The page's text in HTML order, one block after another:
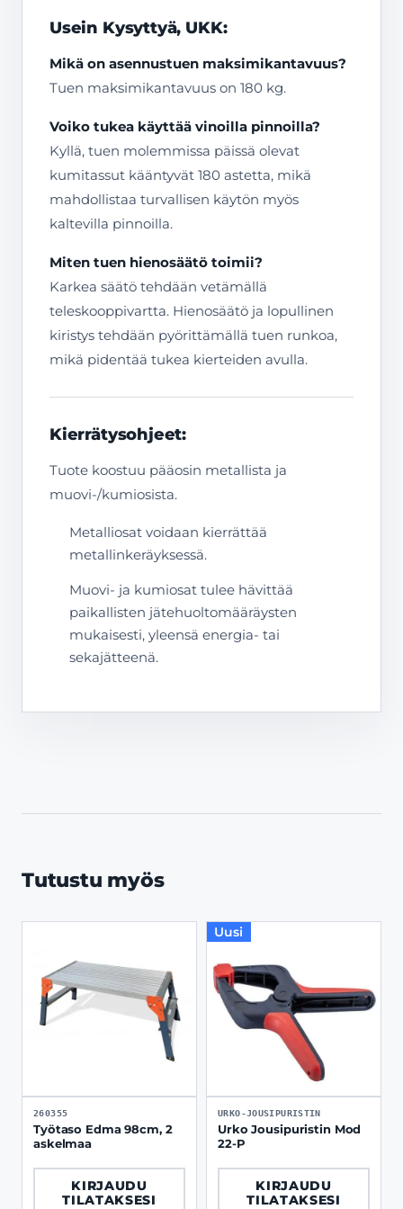
Usein Kysyttyä, UKK:
Mikä on asennustuen maksimikantavuus?
Tuen maksimikantavuus on 180 kg.
Voiko tukea käyttää vinoilla pinnoilla?
Kyllä, tuen molemmissa päissä olevat
kumitassut kääntyvät 180 astetta, mikä
mahdollistaa turvallisen käytön myös
kaltevilla pinnoilla.
Miten tuen hienosäätö toimii?
Karkea säätö tehdään vetämällä
teleskooppivartta. Hienosäätö ja lopullinen
kiristys tehdään pyörittämällä tuen runkoa,
mikä pidentää tukea kierteiden avulla.
Kierrätysohjeet:
Tuote koostuu pääosin metallista ja
muovi-/kumiosista.
Metalliosat voidaan kierrättää
metallinkeräyksessä.
Muovi- ja kumiosat tulee hävittää
paikallisten jätehuoltomääräysten
mukaisesti, yleensä energia- tai
sekajätteenä.
Tutustu myös
260355
Työtaso Edma 98cm, 2
askelmaa
KIRJAUDU
TILATAKSESI
Uusi
URKO-JOUSIPURISTIN
Urko Jousipuristin Mod
22-P
KIRJAUDU
TILATAKSESI